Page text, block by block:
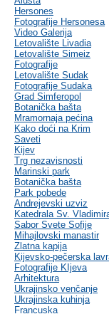
Hersones
Fotografije Hersonesa
Video Galerija
Letovalište Livadia
Letovalište Simeiz
Fotografije
Letovalište Sudak
Fotografije Sudaka
Grad Simferopol
Botanička bašta
Mramornaja pećina
Kako doći na Krim
Saveti
Kijev
Trg nezavisnosti
Marinski park
Botanička bašta
Park pobede
Andrejevski uzviz
Katedrala Sv.
Sabor Svete Sofije
Mihajlovski manastir
Zlatna kapija
Kijevsko-pečerska
Fotografije KIjeva
Arhitektura
Ukrajinsko venčanje
Ukrajinska kuhinja
Francuska